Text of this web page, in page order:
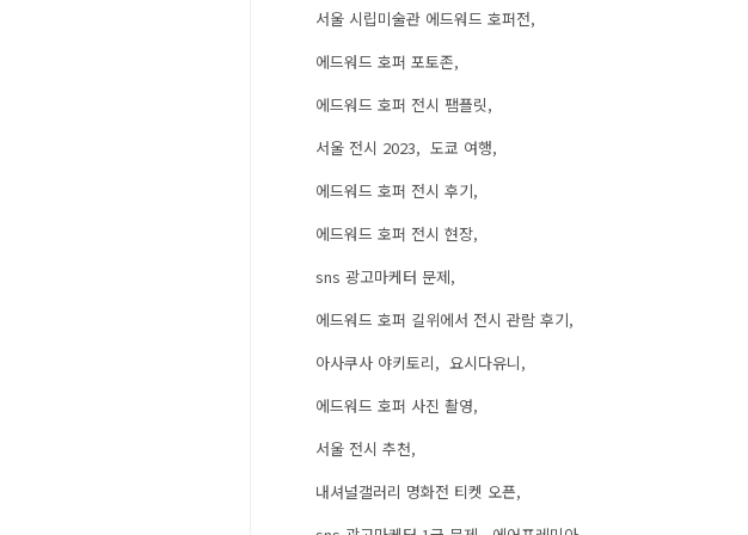
서울 시립미술관 에드워드 호퍼전
에드워드 호퍼 포토존
에드워드 호퍼 전시 팸플릿
서울 전시 2023
도쿄 여행
에드워드 호퍼 전시 후기
에드워드 호퍼 전시 현장
sns 광고마케터 문제
에드워드 호퍼 길위에서 전시 관람 후기
아사쿠사 야키토리
요시다유니
에드워드 호퍼 사진 촬영
서울 전시 추천
내셔널갤러리 명화전 티켓 오픈